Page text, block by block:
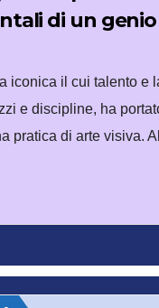
di un genio
iconica il cui talento e
e discipline, ha
pratica di arte visiva.